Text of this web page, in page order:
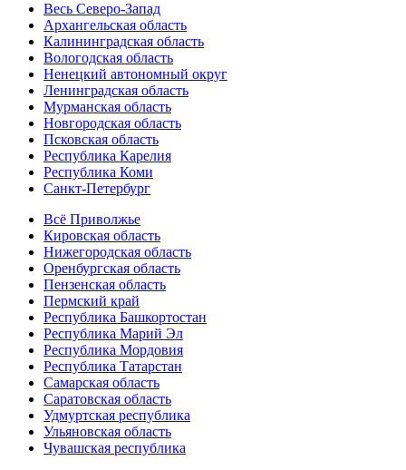
Весь Северо-Запад
Архангельская область
Калининградская область
Вологодская область
Ненецкий автономный округ
Ленинградская область
Мурманская область
Новгородская область
Псковская область
Республика Карелия
Республика Коми
Санкт-Петербург
Всё Приволжье
Кировская область
Нижегородская область
Оренбургская область
Пензенская область
Пермский край
Республика Башкортостан
Республика Марий Эл
Республика Мордовия
Республика Татарстан
Самарская область
Саратовская область
Удмуртская республика
Ульяновская область
Чувашская республика